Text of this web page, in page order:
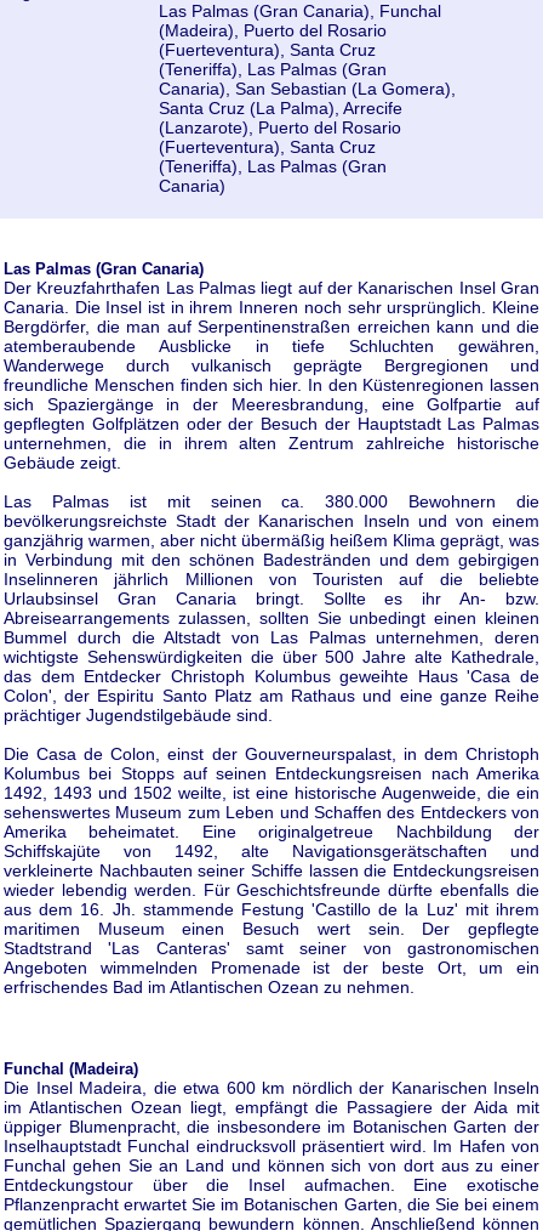
Las Palmas (Gran Canaria), Funchal
(Madeira), Puerto del Rosario
(Fuerteventura), Santa Cruz
(Teneriffa), Las Palmas (Gran
Canaria), San Sebastian (La Gomera),
Santa Cruz (La Palma), Arrecife
(Lanzarote), Puerto del Rosario
(Fuerteventura), Santa Cruz
(Teneriffa), Las Palmas (Gran
Canaria)
Las Palmas (Gran Canaria)
Der Kreuzfahrthafen Las Palmas liegt auf der Kanarischen Insel Gran
Canaria. Die Insel ist in ihrem Inneren noch sehr ursprünglich. Kleine
Bergdörfer, die man auf Serpentinenstraßen erreichen kann und die
atemberaubende Ausblicke in tiefe Schluchten gewähren,
Wanderwege durch vulkanisch geprägte Bergregionen und
freundliche Menschen finden sich hier. In den Küstenregionen lassen
sich Spaziergänge in der Meeresbrandung, eine Golfpartie auf
gepflegten Golfplätzen oder der Besuch der Hauptstadt Las Palmas
unternehmen, die in ihrem alten Zentrum zahlreiche historische
Gebäude zeigt.
Las Palmas ist mit seinen ca. 380.000 Bewohnern die
bevölkerungsreichste Stadt der Kanarischen Inseln und von einem
ganzjährig warmen, aber nicht übermäßig heißem Klima geprägt, was
in Verbindung mit den schönen Badestränden und dem gebirgigen
Inselinneren jährlich Millionen von Touristen auf die beliebte
Urlaubsinsel Gran Canaria bringt. Sollte es ihr An- bzw.
Abreisearrangements zulassen, sollten Sie unbedingt einen kleinen
Bummel durch die Altstadt von Las Palmas unternehmen, deren
wichtigste Sehenswürdigkeiten die über 500 Jahre alte Kathedrale,
das dem Entdecker Christoph Kolumbus geweihte Haus 'Casa de
Colon', der Espiritu Santo Platz am Rathaus und eine ganze Reihe
prächtiger Jugendstilgebäude sind.
Die Casa de Colon, einst der Gouverneurspalast, in dem Christoph
Kolumbus bei Stopps auf seinen Entdeckungsreisen nach Amerika
1492, 1493 und 1502 weilte, ist eine historische Augenweide, die ein
sehenswertes Museum zum Leben und Schaffen des Entdeckers von
Amerika beheimatet. Eine originalgetreue Nachbildung der
Schiffskajüte von 1492, alte Navigationsgerätschaften und
verkleinerte Nachbauten seiner Schiffe lassen die Entdeckungsreisen
wieder lebendig werden. Für Geschichtsfreunde dürfte ebenfalls die
aus dem 16. Jh. stammende Festung 'Castillo de la Luz' mit ihrem
maritimen Museum einen Besuch wert sein. Der gepflegte
Stadtstrand 'Las Canteras' samt seiner von gastronomischen
Angeboten wimmelnden Promenade ist der beste Ort, um ein
erfrischendes Bad im Atlantischen Ozean zu nehmen.
Funchal (Madeira)
Die Insel Madeira, die etwa 600 km nördlich der Kanarischen Inseln
im Atlantischen Ozean liegt, empfängt die Passagiere der Aida mit
üppiger Blumenpracht, die insbesondere im Botanischen Garten der
Inselhauptstadt Funchal eindrucksvoll präsentiert wird. Im Hafen von
Funchal gehen Sie an Land und können sich von dort aus zu einer
Entdeckungstour über die Insel aufmachen. Eine exotische
Pflanzenpracht erwartet Sie im Botanischen Garten, die Sie bei einem
gemütlichen Spaziergang bewundern können. Anschließend können